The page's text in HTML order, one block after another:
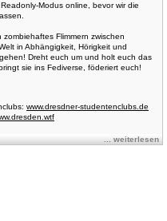
Modus online, bevor wir die
Flimmern zwischen
in Abhängigkeit, Hörigkeit und
Dreht euch um und holt euch das
sie ins Fediverse, föderiert euch!
www.dresdner-studentenclubs.de
... weiterlesen